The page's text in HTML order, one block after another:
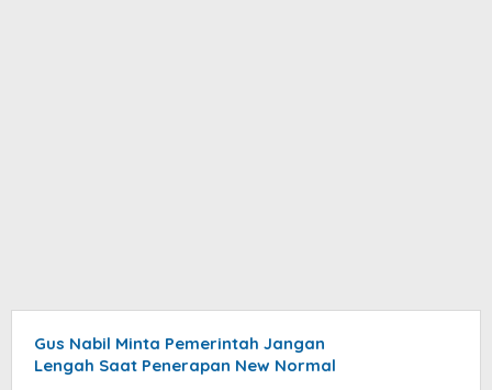
Gus Nabil Minta Pemerintah Jangan
Lengah Saat Penerapan New Normal